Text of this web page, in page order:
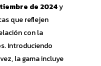
de 2024y
que reflejen
con la
Introduciendo
la gama incluye